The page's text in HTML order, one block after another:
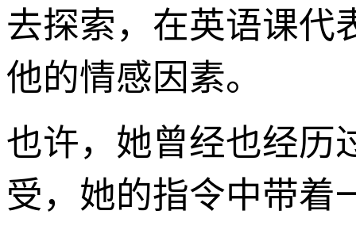
去探索，在英语课代
他的情感因素。
也许，她曾经也经历
受，她的指令中带着